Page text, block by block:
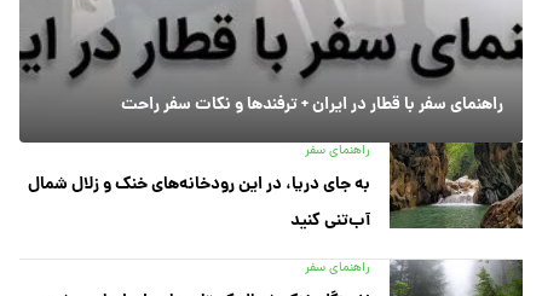
راهنمای سفر با قطار در ایران + ترفندها و نکات سفر راحت
راهنمای سفر
به جای دریا، در این رودخانه‌های خنک و زلال شمال
آب‌تنی کنید
راهنمای سفر